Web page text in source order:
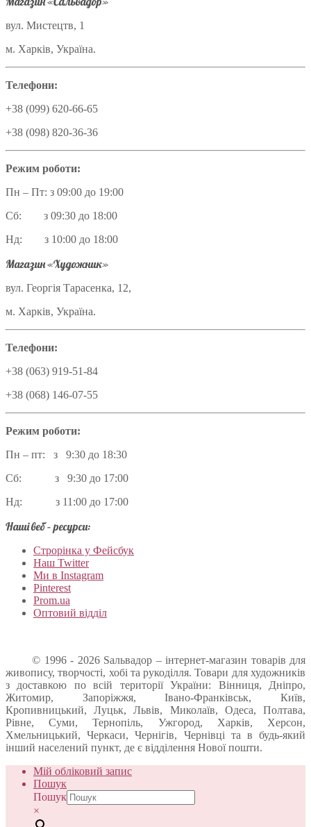
вул. Мистецтв, 1
м. Харків, Україна.
Телефони:
+38 (099) 620-66-65
+38 (098) 820-36-36
Режим роботи:
Пн – Пт: з 09:00 до 19:00
Сб: з 09:30 до 18:00
Нд: з 10:00 до 18:00
Магазин «Художник»
вул. Георгія Тарасенка, 12,
м. Харків, Україна.
Телефони:
+38 (063) 919-51-84
+38 (068) 146-07-55
Режим роботи:
Пн – пт: з 9:30 до 18:30
Сб: з 9:30 до 17:00
Нд: з 11:00 до 17:00
Наші веб – ресурси:
Строрінка у Фейсбук
Наш Twitter
Ми в Instagram
Pinterest
Prom.ua
Оптовий відділ
© 1996 - 2026 Sальвадор – інтернет-магазин товарів для
живопису, творчості, хобі та рукоділля. Товари для художників
з доставкою по всій території України: Вінниця, Дніпро,
Житомир, Запоріжжя, Івано-Франківськ, Київ,
Кропивницький, Луцьк, Львів, Миколаїв, Одеса, Полтава,
Рівне, Суми, Тернопіль, Ужгород, Харків, Херсон,
Хмельницький, Черкаси, Чернігів, Чернівці та в будь-який
інший населений пункт, де є відділення Нової пошти.
Мій обліковий запис
Пошук
Пошук
×